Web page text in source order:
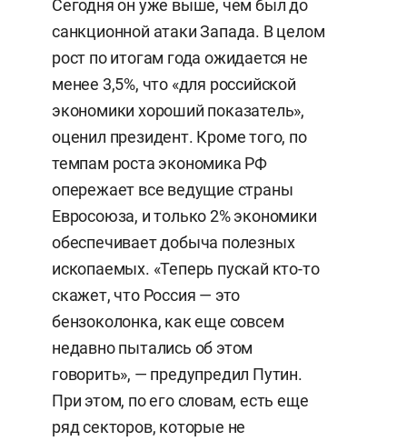
Сегодня он уже выше, чем был до
санкционной атаки Запада. В целом
рост по итогам года ожидается не
менее 3,5%, что «для российской
экономики хороший показатель»,
оценил президент. Кроме того, по
темпам роста экономика РФ
опережает все ведущие страны
Евросоюза, и только 2% экономики
обеспечивает добыча полезных
ископаемых. «Теперь пускай кто-то
скажет, что Россия — это
бензоколонка, как еще совсем
недавно пытались об этом
говорить», — предупредил Путин.
При этом, по его словам, есть еще
ряд секторов, которые не